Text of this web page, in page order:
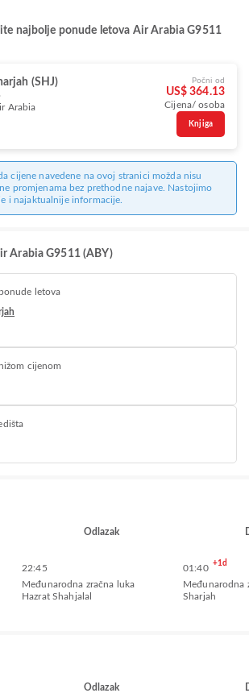
najbolje ponude letova Air Arabia G9511
(SHJ)
Arabia
Počni od
US$ 364.13
Cijena/ osoba
Knjiga
cijene navedene na ovoj stranici možda nisu
promjenama bez prethodne najave. Nastojimo
i najaktualnije informacije.
Arabia G9511 (ABY)
letova
cijenom
Odlazak
22:45
Međunarodna zračna luka
Hazrat Shahjalal
01:40 +1d
Međunarodna
Sharjah
Odlazak